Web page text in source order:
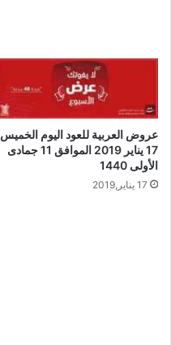
عروض العربية للعود اليوم الخميس
17 يناير 2019 الموافق 11 جمادى
الأولى 1440
17 يناير,2019